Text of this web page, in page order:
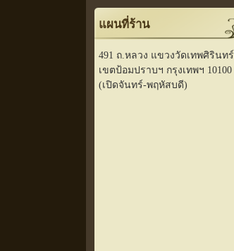
แผนที่ร้าน
491 ถ.หลวง แขวงวัดเทพศิรินทร์
เขตป้อมปราบฯ กรุงเทพฯ 10100
(เปิดจันทร์-พฤหัสบดี)